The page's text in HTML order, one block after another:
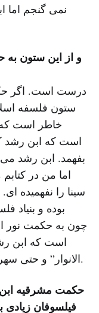
نمی گنجم اما
و از این ستون به
درست است. اگر
ستون فلسفه
خاطر است
است که ابن رشد
بفهمد. ابن رشد می
اما من در
سینا را نفهمیده
بوده و بنیاد
چون به حکمت نور
است که ابن
الانوار” و حتی سهروردی تحت تاثیر ابن سینا بوده است.
حکمت مشرقیه ابن
فیلسوفان